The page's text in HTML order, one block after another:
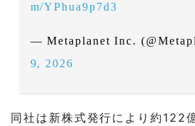
m/YPhua9p7d3
— Metaplanet Inc.
9, 2026
同社は新株式発行により約122